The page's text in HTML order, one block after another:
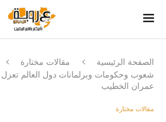
الصفحة الرئيسية
مقالات مختارة
شعوب وحكومات وبرلمانات دول العالم تعزل
عمران الخطيب
مقالات مختارة